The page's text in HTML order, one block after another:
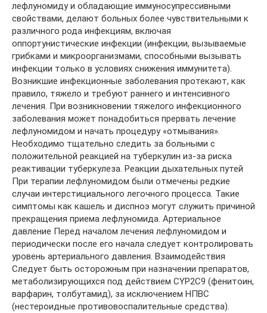
лефлуномиду и обладающие иммуносупрессивными
свойствами, делают больных более чувствительными к
различного рода инфекциям, включая
оппортунистические инфекции (инфекции, вызываемые
грибками и микроорганизмами, способными вызывать
инфекции только в условиях снижения иммунитета).
Возникшие инфекционные заболевания протекают, как
правило, тяжело и требуют раннего и интенсивного
лечения. При возникновении тяжелого инфекционного
заболевания может понадобиться прервать лечение
лефлуномидом и начать процедуру «отмывания».
Необходимо тщательно следить за больными с
положительной реакцией на туберкулин из-за риска
реактивации туберкулеза. Реакции дыхательных путей
При терапии лефлуномидом были отмечены редкие
случаи интерстициального легочного процесса. Такие
симптомы как кашель и диспноэ могут служить причиной
прекращения приема лефлуномида. Артериальное
давление Перед началом лечения лефлуномидом и
периодически после его начала следует контролировать
уровень артериального давления. Взаимодействия
Следует быть осторожным при назначении препаратов,
метаболизирующихся под действием CYP2C9 (фенитоин,
варфарин, толбутамид), за исключением НПВС
(нестероидные противовоспалительные средства).